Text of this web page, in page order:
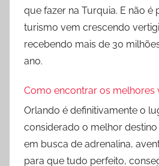
que fazer na Turquia. E não é
turismo vem crescendo
recebendo mais de 30
ano.
Como encontrar os melhores
Orlando é definitivamente o
considerado o melhor
em busca de adrenalina,
para que tudo perfeito,